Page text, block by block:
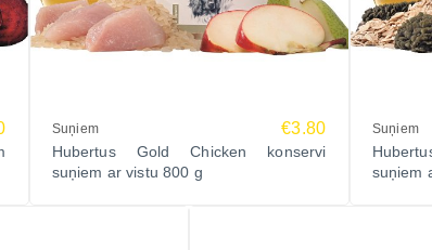
Suņiem €3.80
Hubertus Gold Chicken konservi
suņiem ar vistu 800 g
Suņiem
suņiem